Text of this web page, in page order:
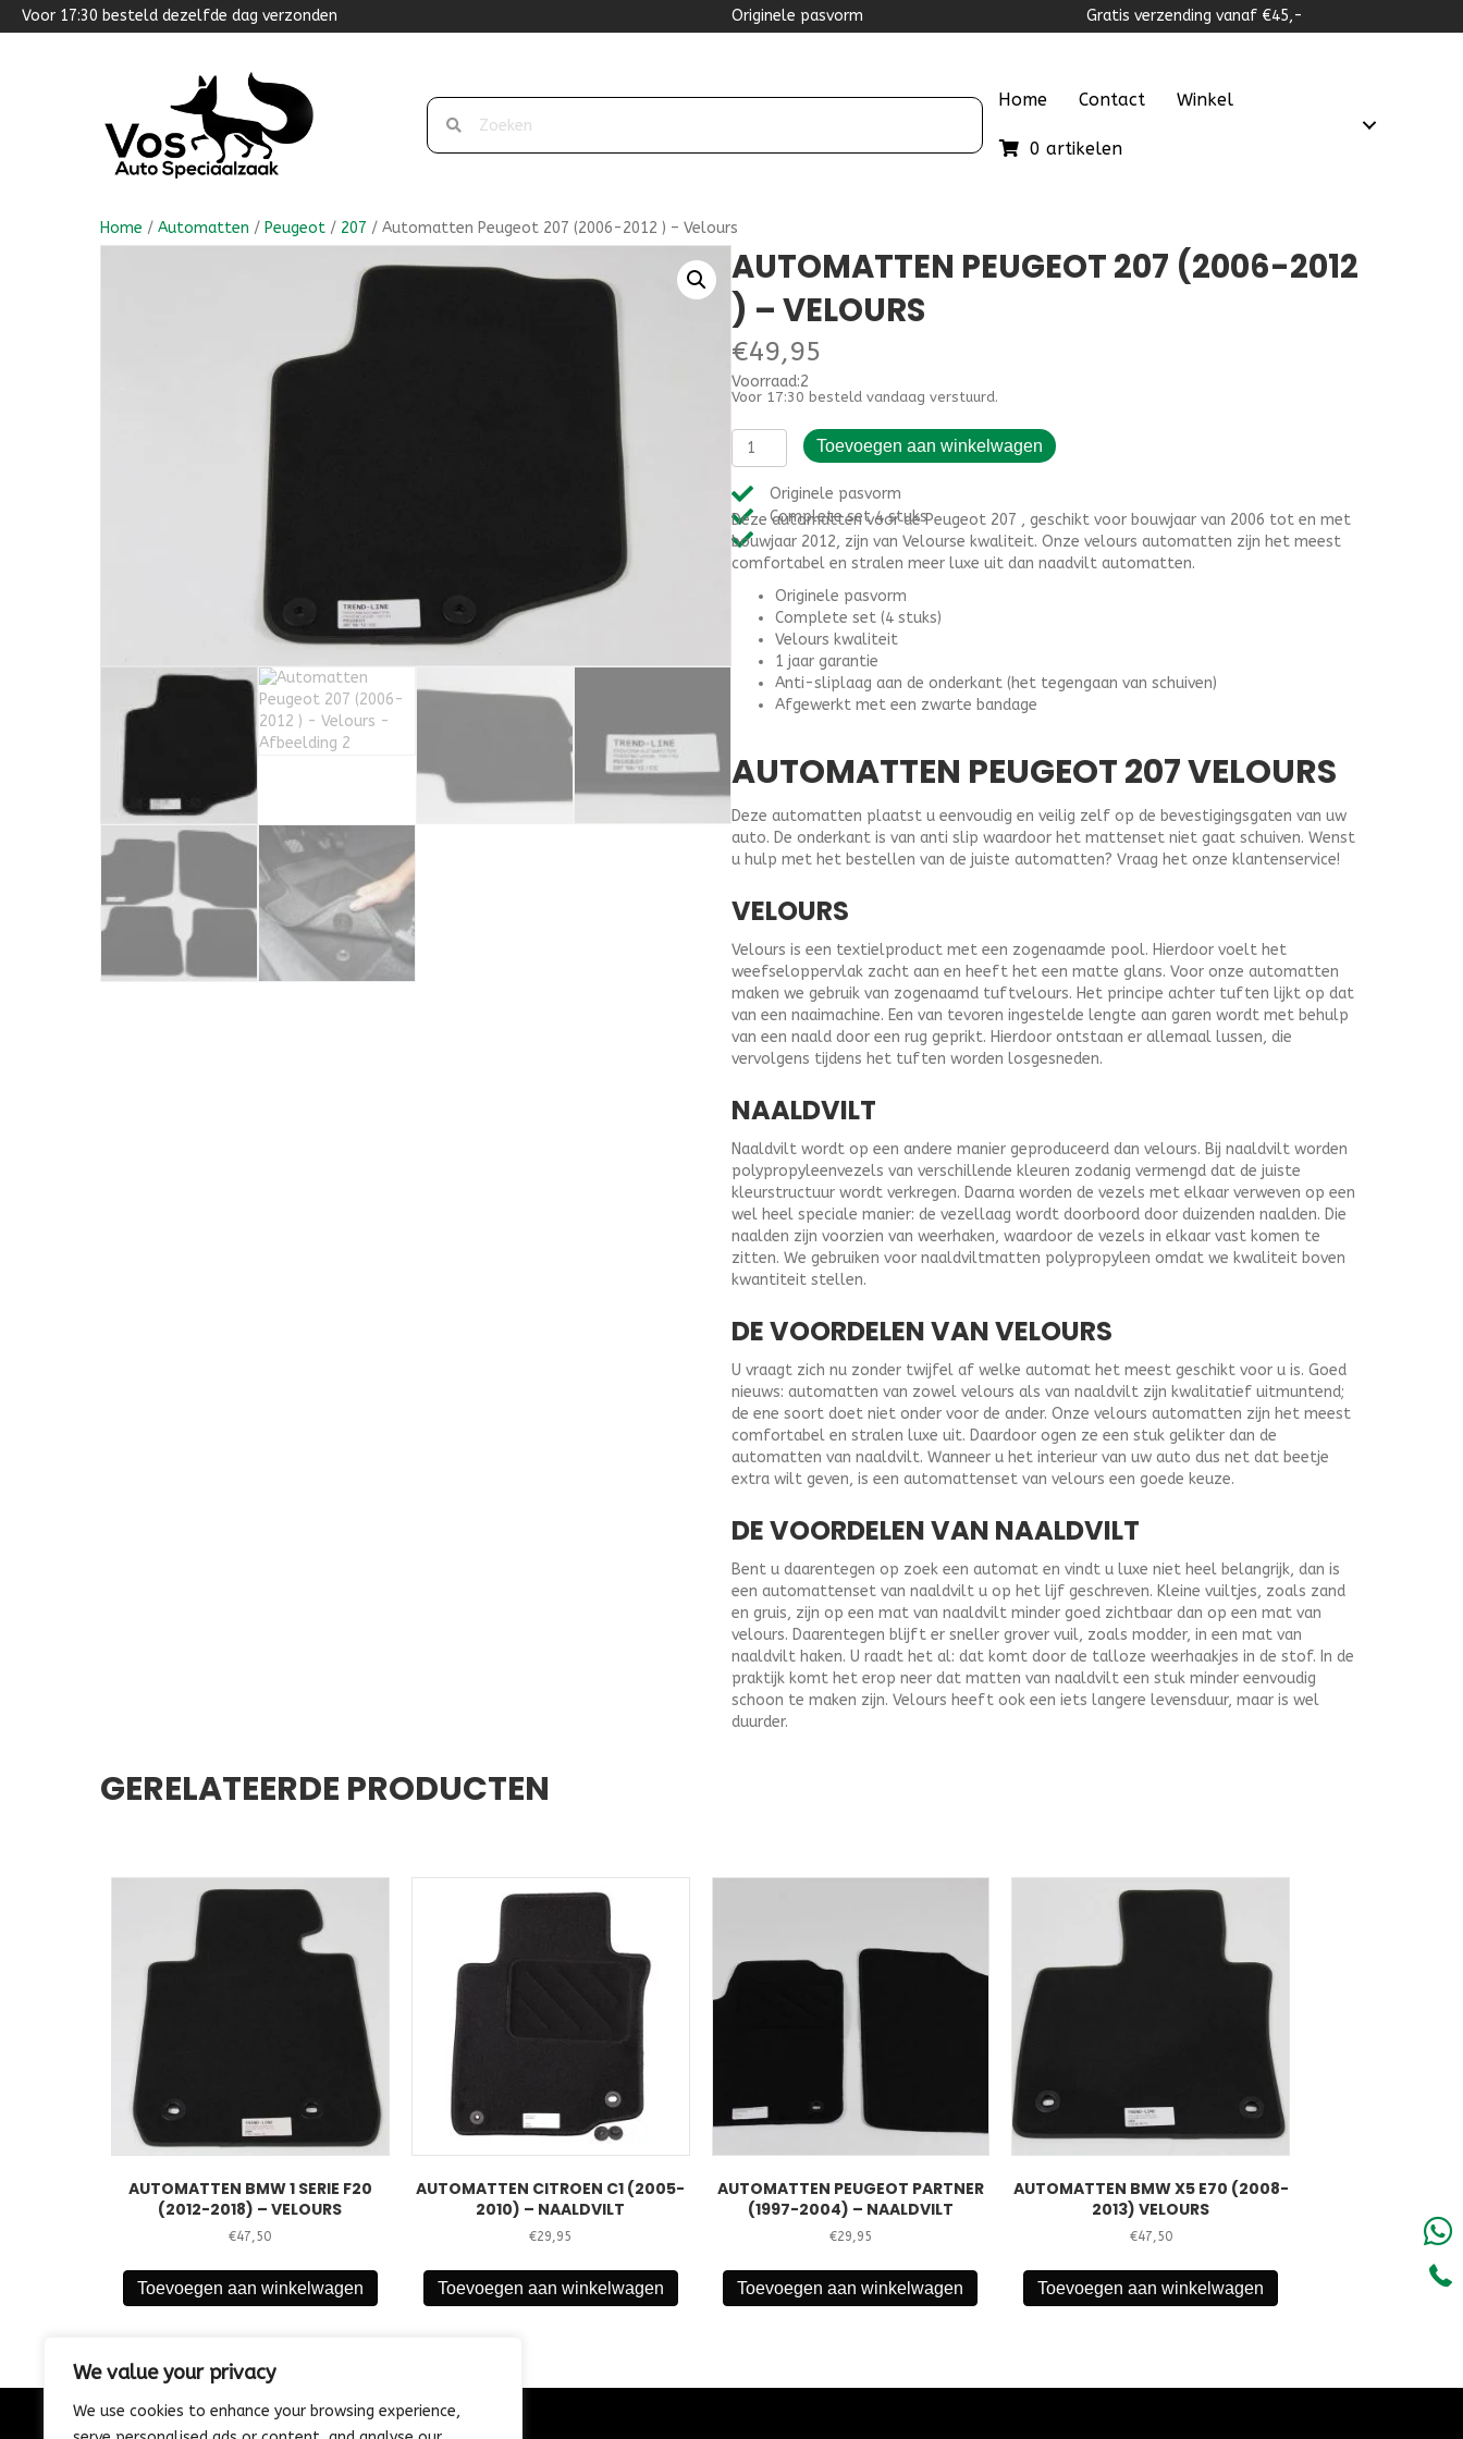
We value your privacy
We use cookies to enhance your browsing experience,
Voor 17:30 besteld dezelfde dag verzonden Originele pasvorm Gratis verzending vanaf €45,-
Home Contact Winkel
0 artikelen
Home / Automatten / Peugeot / 207 / Automatten Peugeot 207 (2006-2012 ) – Velours
AUTOMATTEN PEUGEOT 207 (2006-2012
) – VELOURS
€49,95
Voorraad:2
Voor 17:30 besteld vandaag verstuurd.
Automatten
Peugeot
207
(2006-
2012
)
-
Velours
aantal
Toevoegen aan winkelwagen
Originele pasvorm
Complete set 4 stuks
Deze automatten voor de Peugeot 207 , geschikt voor bouwjaar van 2006 tot en met
bouwjaar 2012, zijn van Velourse kwaliteit. Onze velours automatten zijn het meest
comfortabel en stralen meer luxe uit dan naadvilt automatten.
Originele pasvorm
Complete set (4 stuks)
Velours kwaliteit
1 jaar garantie
Anti-sliplaag aan de onderkant (het tegengaan van schuiven)
Afgewerkt met een zwarte bandage
AUTOMATTEN PEUGEOT 207 VELOURS
Deze automatten plaatst u eenvoudig en veilig zelf op de bevestigingsgaten van uw
auto. De onderkant is van anti slip waardoor het mattenset niet gaat schuiven. Wenst
u hulp met het bestellen van de juiste automatten? Vraag het onze klantenservice!
VELOURS
Velours is een textielproduct met een zogenaamde pool. Hierdoor voelt het
weefseloppervlak zacht aan en heeft het een matte glans. Voor onze automatten
maken we gebruik van zogenaamd tuftvelours. Het principe achter tuften lijkt op dat
van een naaimachine. Een van tevoren ingestelde lengte aan garen wordt met behulp
van een naald door een rug geprikt. Hierdoor ontstaan er allemaal lussen, die
vervolgens tijdens het tuften worden losgesneden.
NAALDVILT
Naaldvilt wordt op een andere manier geproduceerd dan velours. Bij naaldvilt worden
polypropyleenvezels van verschillende kleuren zodanig vermengd dat de juiste
kleurstructuur wordt verkregen. Daarna worden de vezels met elkaar verweven op een
wel heel speciale manier: de vezellaag wordt doorboord door duizenden naalden. Die
naalden zijn voorzien van weerhaken, waardoor de vezels in elkaar vast komen te
zitten. We gebruiken voor naaldviltmatten polypropyleen omdat we kwaliteit boven
kwantiteit stellen.
DE VOORDELEN VAN VELOURS
U vraagt zich nu zonder twijfel af welke automat het meest geschikt voor u is. Goed
nieuws: automatten van zowel velours als van naaldvilt zijn kwalitatief uitmuntend;
de ene soort doet niet onder voor de ander. Onze velours automatten zijn het meest
comfortabel en stralen luxe uit. Daardoor ogen ze een stuk gelikter dan de
automatten van naaldvilt. Wanneer u het interieur van uw auto dus net dat beetje
extra wilt geven, is een automattenset van velours een goede keuze.
DE VOORDELEN VAN NAALDVILT
Bent u daarentegen op zoek een automat en vindt u luxe niet heel belangrijk, dan is
een automattenset van naaldvilt u op het lijf geschreven. Kleine vuiltjes, zoals zand
en gruis, zijn op een mat van naaldvilt minder goed zichtbaar dan op een mat van
velours. Daarentegen blijft er sneller grover vuil, zoals modder, in een mat van
naaldvilt haken. U raadt het al: dat komt door de talloze weerhaakjes in de stof. In de
praktijk komt het erop neer dat matten van naaldvilt een stuk minder eenvoudig
schoon te maken zijn. Velours heeft ook een iets langere levensduur, maar is wel
duurder.
GERELATEERDE PRODUCTEN
AUTOMATTEN BMW 1 SERIE F20
(2012-2018) – VELOURS
€47,50
Toevoegen aan winkelwagen
AUTOMATTEN CITROEN C1 (2005-
2010) – NAALDVILT
€29,95
Toevoegen aan winkelwagen
AUTOMATTEN PEUGEOT PARTNER
(1997-2004) – NAALDVILT
€29,95
Toevoegen aan winkelwagen
AUTOMATTEN BMW X5 E70 (2008-
2013) VELOURS
€47,50
Toevoegen aan winkelwagen